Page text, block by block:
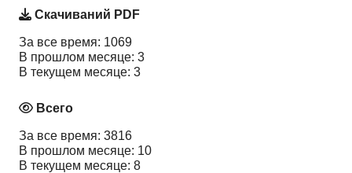
Скачиваний PDF
За все время: 1069
В прошлом месяце: 3
В текущем месяце: 3
Всего
За все время: 3816
В прошлом месяце: 10
В текущем месяце: 8